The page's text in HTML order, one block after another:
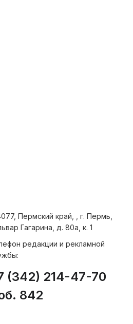
Пермский край, , г. Пермь,
Гагарина, д. 80а, к. 1
редакции и рекламной
(342) 214-47-70
842